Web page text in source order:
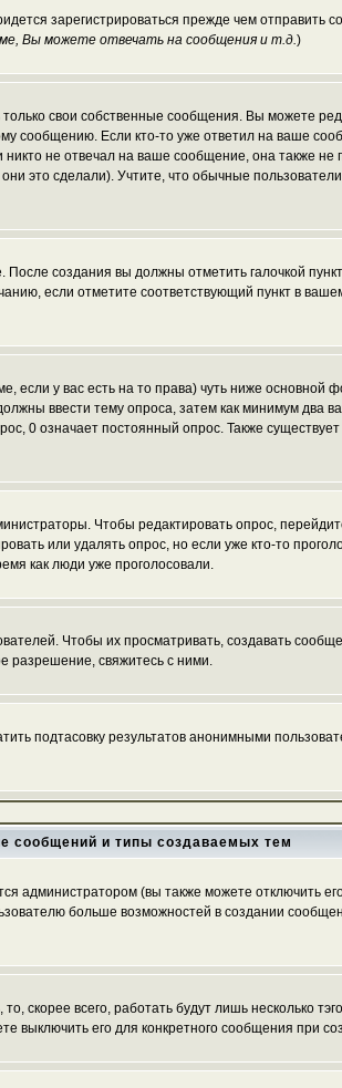
зарегистрироваться прежде чем
Вы можете отвечать на сообщения и т.д.)
свои собственные сообщения. Вы можете
сообщению. Если кто-то уже ответил на ваше
не отвечал на ваше сообщение, она также
это сделали). Учтите, что обычные
создания вы должны отметить галочкой пункт
если отметите соответствующий пункт в
если у вас есть на то права) чуть ниже
ввести тему опроса, затем как минимум два
0 означает постоянный опрос. Также
Чтобы редактировать опрос,
или удалять опрос, но если уже кто-то
как люди уже проголосовали.
Чтобы их просматривать, создавать
разрешение, свяжитесь с ними.
подтасовку результатов анонимными
сообщений и типы создаваемых тем
администратором (вы также можете отключить
больше возможностей в создании
скорее всего, работать будут лишь несколько
выключить его для конкретного сообщения при